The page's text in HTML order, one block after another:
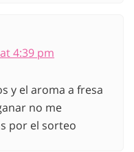
4:39 pm
y el aroma a fresa
no me
por el sorteo